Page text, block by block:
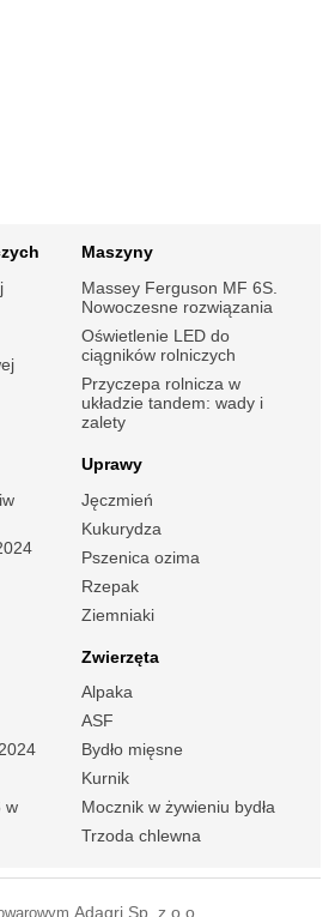
Maszyny
Massey Ferguson MF 6S.
Nowoczesne rozwiązania
Oświetlenie LED do
ciągników rolniczych
Przyczepa rolnicza w
układzie tandem: wady i
zalety
Uprawy
Jęczmień
Kukurydza
Pszenica ozima
Rzepak
Ziemniaki
w
Zwierzęta
Alpaka
ASF
Bydło mięsne
Kurnik
Mocznik w żywieniu bydła
Trzoda chlewna
Adagri Sp. z o.o.